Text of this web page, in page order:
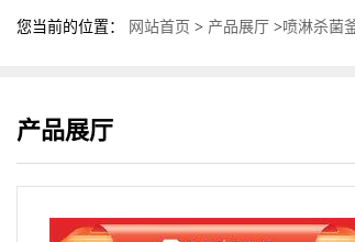
您当前的位置： 网站首页 > 产品展厅 >喷淋杀菌
产品展厅